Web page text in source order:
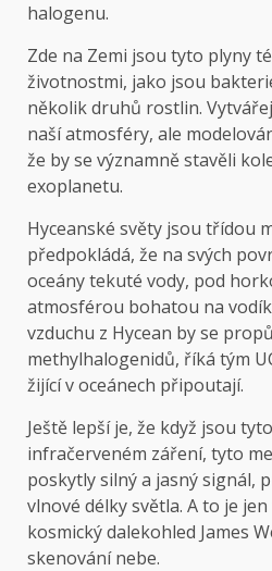
halogenu.
Zde na Zemi jsou tyto plyny
životnostmi, jako jsou
několik druhů rostlin.
naší atmosféry, ale
že by se významně stavěli
exoplanetu.
Hyceanské světy jsou třídou
předpokládá, že na svých
oceány tekuté vody, pod
atmosférou bohatou na
vzduchu z Hycean by se
methylhalogenidů, říká tým
žijící v oceánech připoutají.
Ještě lepší je, že když jsou
infračerveném záření, tyto
poskytly silný a jasný signál,
vlnové délky světla. A to je
kosmický dalekohled James
skenování nebe.